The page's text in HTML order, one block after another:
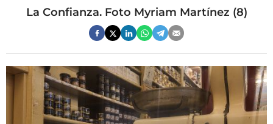
La Confianza. Foto Myriam Martínez (8)